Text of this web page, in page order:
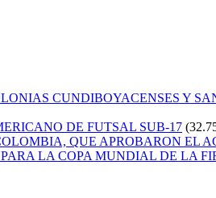
CUNDIBOYACENSES Y
DE FUTSAL SUB-17
QUE APROBARON EL
LA COPA MUNDIAL DE LA